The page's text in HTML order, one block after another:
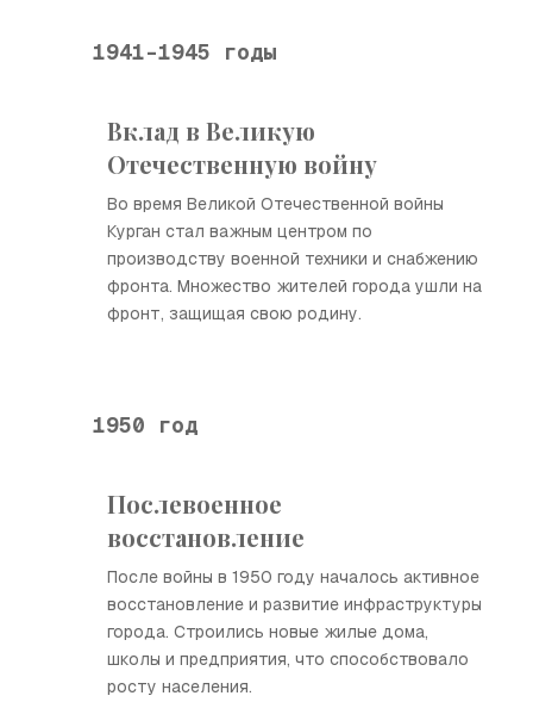
1941-1945 годы
Вклад в Великую
Отечественную войну
Во время Великой Отечественной войны
Курган стал важным центром по
производству военной техники и снабжению
фронта. Множество жителей города ушли на
фронт, защищая свою родину.
1950 год
Послевоенное
восстановление
После войны в 1950 году началось активное
восстановление и развитие инфраструктуры
города. Строились новые жилые дома,
школы и предприятия, что способствовало
росту населения.